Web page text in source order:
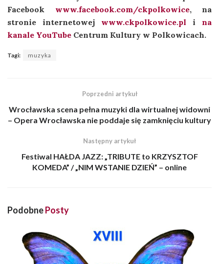
Facebook www.facebook.com/ckpolkowice, na
stronie internetowej www.ckpolkowice.pl i na
kanale YouTube Centrum Kultury w Polkowicach.
Tagi: muzyka
Poprzedni artykuł
Wrocławska scena pełna muzyki dla wirtualnej widowni
– Opera Wrocławska nie poddaje się zamknięciu kultury
Następny artykuł
Festiwal HAŁDA JAZZ: „TRIBUTE to KRZYSZTOF
KOMEDA” / „NIM WSTANIE DZIEŃ” – online
PodobnePosty